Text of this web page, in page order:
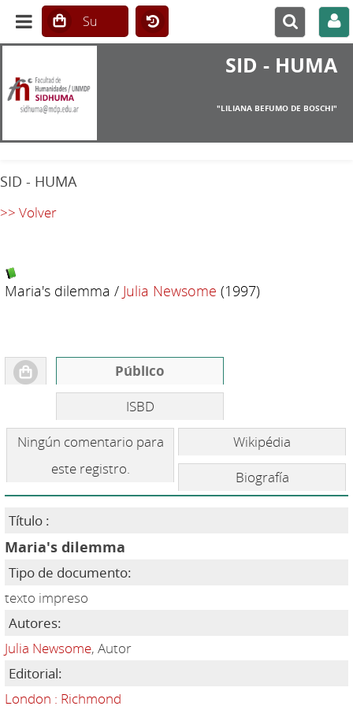
SID - HUMA
"LILIANA BEFUMO DE BOSCHI"
SID - HUMA
>> Volver
Maria's dilemma / Julia Newsome (1997)
Público
ISBD
Ningún comentario para
este registro.
Wikipédia
Biografía
Título :
Maria's dilemma
Tipo de documento:
texto impreso
Autores:
Julia Newsome, Autor
Editorial:
London : Richmond